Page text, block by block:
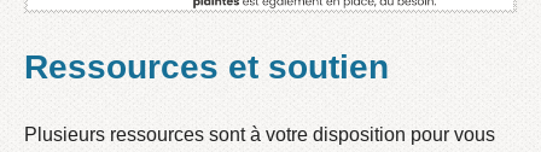
Ressources et soutien
Plusieurs ressources sont à votre disposition pour vous